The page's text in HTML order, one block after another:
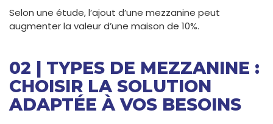
Selon une étude, l’ajout d’une mezzanine peut
augmenter la valeur d’une maison de 10%.
02 | TYPES DE MEZZANINE :
CHOISIR LA SOLUTION
ADAPTÉE À VOS BESOINS